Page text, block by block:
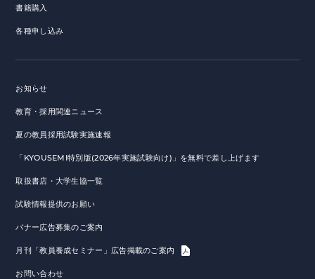
書籍購入
各種申し込み
お知らせ
教育・採用関連ニュース
夏の教員採用試験実施速報
「KYOUSEMI特別版(2026年実施試験向け)」を無料で差し上げます
取扱書店・大学生協一覧
試験情報提供のお願い
バナー広告募集のご案内
月刊「教員養成セミナー」広告掲載のご案内
お問い合わせ